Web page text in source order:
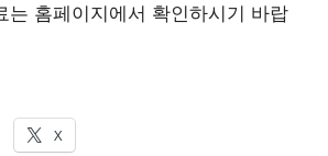
는 홈페이지에서 확인하시기 바랍
X